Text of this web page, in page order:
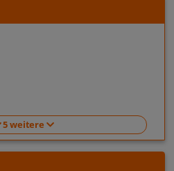
5 weitere